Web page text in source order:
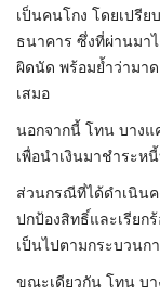
เป็นคนโกง โดยเปรีย
ธนาคาร ซึ่งที่ผ่านมา
ผิดนัด พร้อมย้ำว่ามา
เสมอ
นอกจากนี้ โทน บางแ
เพื่อนำเงินมาชำระห
ส่วนกรณีที่ได้ดำเนินค
ปกป้องสิทธิ์และเรียก
เป็นไปตามกระบวนก
ขณะเดียวกัน โทน บ